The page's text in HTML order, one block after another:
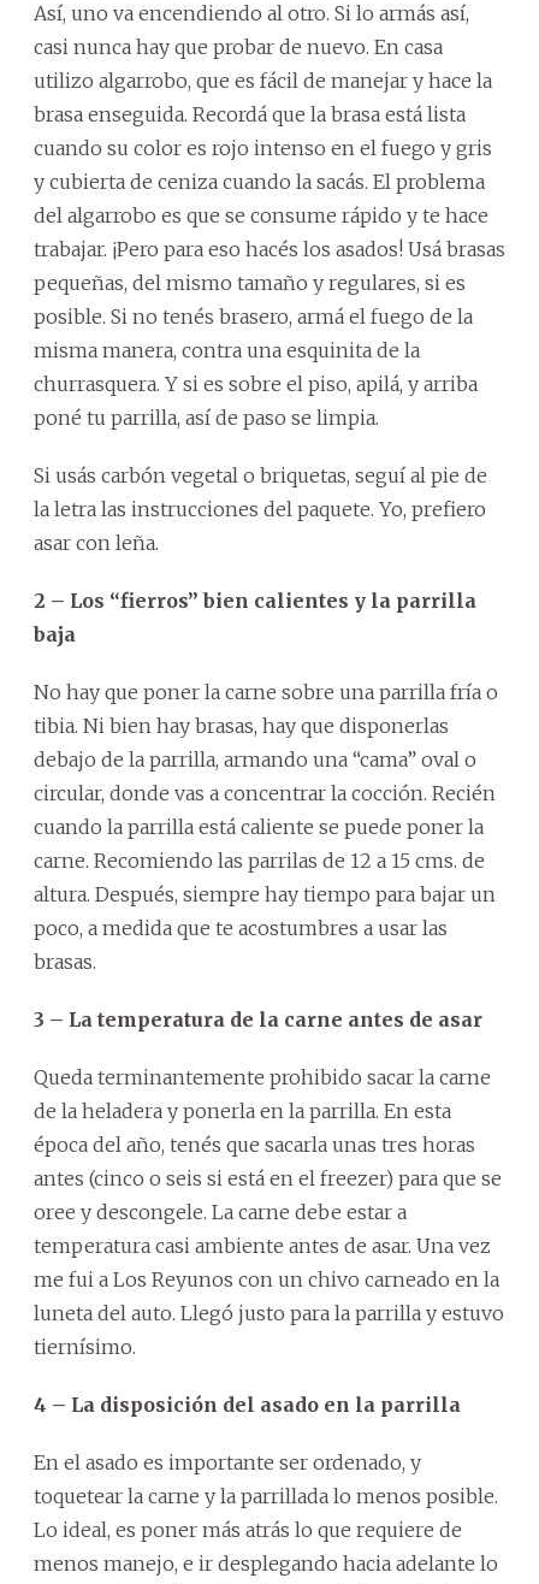
Así, uno va encendiendo al otro. Si lo armás así,
casi nunca hay que probar de nuevo. En casa
utilizo algarrobo, que es fácil de manejar y hace la
brasa enseguida. Recordá que la brasa está lista
cuando su color es rojo intenso en el fuego y gris
y cubierta de ceniza cuando la sacás. El problema
del algarrobo es que se consume rápido y te hace
trabajar. ¡Pero para eso hacés los asados! Usá brasas
pequeñas, del mismo tamaño y regulares, si es
posible. Si no tenés brasero, armá el fuego de la
misma manera, contra una esquinita de la
churrasquera. Y si es sobre el piso, apilá, y arriba
poné tu parrilla, así de paso se limpia.
Si usás carbón vegetal o briquetas, seguí al pie de
la letra las instrucciones del paquete. Yo, prefiero
asar con leña.
2 – Los “fierros” bien calientes y la parrilla
baja
No hay que poner la carne sobre una parrilla fría o
tibia. Ni bien hay brasas, hay que disponerlas
debajo de la parrilla, armando una “cama” oval o
circular, donde vas a concentrar la cocción. Recién
cuando la parrilla está caliente se puede poner la
carne. Recomiendo las parrilas de 12 a 15 cms. de
altura. Después, siempre hay tiempo para bajar un
poco, a medida que te acostumbres a usar las
brasas.
3 – La temperatura de la carne antes de asar
Queda terminantemente prohibido sacar la carne
de la heladera y ponerla en la parrilla. En esta
época del año, tenés que sacarla unas tres horas
antes (cinco o seis si está en el freezer) para que se
oree y descongele. La carne debe estar a
temperatura casi ambiente antes de asar. Una vez
me fui a Los Reyunos con un chivo carneado en la
luneta del auto. Llegó justo para la parrilla y estuvo
tiernísimo.
4 – La disposición del asado en la parrilla
En el asado es importante ser ordenado, y
toquetear la carne y la parrillada lo menos posible.
Lo ideal, es poner más atrás lo que requiere de
menos manejo, e ir desplegando hacia adelante lo